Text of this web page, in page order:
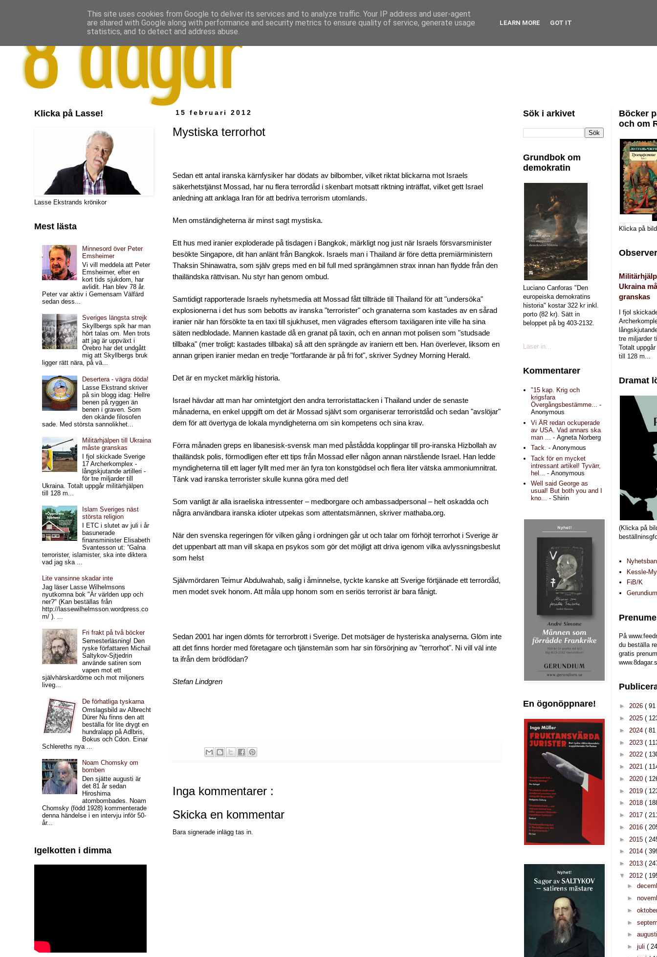
15 februari 2012
Mystiska terrorhot
Sedan ett antal iranska kärnfysiker har dödats av bilbomber, vilket riktat blickarna mot Israels
säkerhetstjänst Mossad, har nu flera terrordåd i skenbart motsatt riktning inträffat, vilket gett Israel
anledning att anklaga Iran för att bedriva terrorism utomlands.
Men omständigheterna är minst sagt mystiska.
Ett hus med iranier exploderade på tisdagen i Bangkok, märkligt nog just när Israels försvarsminister
besökte Singapore, dit han anlänt från Bangkok. Israels man i Thailand är före detta premiärministern
Thaksin Shinawatra, som själv greps med en bil full med sprängämnen strax innan han flydde från den
thailändska rättvisan. Nu styr han genom ombud.
Samtidigt rapporterade Israels nyhetsmedia att Mossad fått tillträde till Thailand för att "undersöka"
explosionerna i det hus som bebotts av iranska "terrorister" och granaterna som kastades av en sårad
iranier när han försökte ta en taxi till sjukhuset, men vägrades eftersom taxiägaren inte ville ha sina
säten nedblodade. Mannen kastade då en granat på taxin, och en annan mot polisen som "studsade
tillbaka" (mer troligt: kastades tillbaka) så att den sprängde av iraniern ett ben. Han överlever, liksom en
annan gripen iranier medan en tredje "fortfarande är på fri fot", skriver Sydney Morning Herald.
Det är en mycket märklig historia.
Israel hävdar att man har omintetgjort den andra terroristattacken i Thailand under de senaste
månaderna, en enkel uppgift om det är Mossad självt som organiserar terroristdåd och sedan "avslöjar"
dem för att övertyga de lokala myndigheterna om sin kompetens och sina krav.
Förra månaden greps en libanesisk-svensk man med påstådda kopplingar till pro-iranska Hizbollah av
thailändsk polis, förmodligen efter ett tips från Mossad eller någon annan närstående Israel. Han ledde
myndigheterna till ett lager fyllt med mer än fyra ton konstgödsel och flera liter vätska ammoniumnitrat.
Tänk vad iranska terrorister skulle kunna göra med det!
Som vanligt är alla israeliska intressenter – medborgare och ambassadpersonal – helt oskadda och
några användbara iranska idioter utpekas som attentatsmännen, skriver mathaba.org.
När den svenska regeringen för vilken gång i ordningen går ut och talar om förhöjt terrorhot i Sverige är
det uppenbart att man vill skapa en psykos som gör det möjligt att driva igenom vilka avlyssningsbeslut
som helst
Självmördaren Teimur Abdulwahab, salig i åminnelse, tyckte kanske att Sverige förtjänade ett terrordåd,
men modet svek honom. Att måla upp honom som en seriös terrorist är bara fånigt.
Sedan 2001 har ingen dömts för terrorbrott i Sverige. Det motsäger de hysteriska analyserna. Glöm inte
att det finns horder med företagare och tjänstemän som har sin försörjning av "terrorhot". Ni vill väl inte
ta ifrån dem brödfödan?
Stefan Lindgren
Inga kommentarer :
Skicka en kommentar
Bara signerade inlägg tas in.
Klicka på Lasse!
Lasse Ekstrands krönikor
Mest lästa
Minnesord över Peter
Emsheimer
Vi vill meddela att Peter
Emsheimer, efter en
kort tids sjukdom, har
avlidit. Han blev 78 år.
Peter var aktiv i Gemensam Välfärd
sedan dess...
Sveriges längsta strejk
Skyllbergs spik har man
hört talas om. Men trots
att jag är uppväxt i
Örebro har det undgått
mig att Skyllbergs bruk
ligger rätt nära, på vä...
Desertera - vägra döda!
Lasse Ekstrand skriver
på sin blogg idag: Hellre
benen på ryggen än
benen i graven. Som
den okände filosofen
sade. Med största sannolikhet...
Militärhjälpen till Ukraina
måste granskas
I fjol skickade Sverige
17 Archerkomplex -
långskjutande artilleri -
för tre miljarder till
Ukraina. Totalt uppgår militärhjälpen
till 128 m...
Islam Sveriges näst
största religion
I ETC i slutet av juli i år
basunerade
finansminister Elisabeth
Svantesson ut: ”Galna
terrorister, islamister, ska inte diktera
vad jag ska ...
Lite vansinne skadar inte
Jag läser Lasse Wilhelmsons
nyutkomna bok "Är världen upp och
ner?" (Kan beställas från
http://lassewilhelmsson.wordpress.co
m/ ). ...
Fri frakt på två böcker
Semesterläsning! Den
ryske författaren Michail
Saltykov-Sjtjedrin
använde satiren som
vapen mot ett
självhärskardöme och mot miljoners
liveg...
De förhatliga tyskarna
Omslagsbild av Albrecht
Dürer Nu finns den att
beställa för lite drygt en
hundralapp på Adlbris,
Bokus och Cdon. Einar
Schlereths nya ...
Noam Chomsky om
bomben
Den sjätte augusti är
det 81 år sedan
Hiroshima
atombombades. Noam
Chomsky (född 1928) kommenterade
denna händelse i en intervju inför 50-
år...
Igelkotten i dimma
Sök i arkivet
Grundbok om
demokratin
Luciano Canforas "Den
europeiska demokratins
historia" kostar 322 kr inkl.
porto (82 kr). Sätt in
beloppet på bg 403-2132.
Läser in...
Kommentarer
"15 kap. Krig och
krigsfara
Övergångsbestämme... -
Anonymous
Vi ÄR redan ockuperade
av USA. Vad annars ska
man ...
- Agneta Norberg
Tack. - Anonymous
Tack för en mycket
intressant artikel! Tyvärr,
hel...
- Anonymous
Well said George as
usual! But both you and I
kno... - Shirin
En ögonöppnare!
Böcker
och om
Klicka på
Ukraina
granskas
I fjol
tre miljarder
Totalt
till 128 m...
Dramat
(Klicka på
Kessle-
FiB/K
På
du beställa
gratis
► 2026 ( 91
► 2025 (
► 2024 ( 81
► 2023 (
► 2022 (
► 2021 (
► 2020 (
► 2019 (
► 2018 (
► 2017 (
► 2016 (
► 2015 (
► 2014 (
► 2013 (
▼ 2012 (
►
►
►
►
►
► juli (
This site uses cookies from Google to deliver its services and to analyze traffic. Your IP address and user-agent
are shared with Google along with performance and security metrics to ensure quality of service, generate usage
statistics, and to detect and address abuse.
LEARN MORE GOT IT